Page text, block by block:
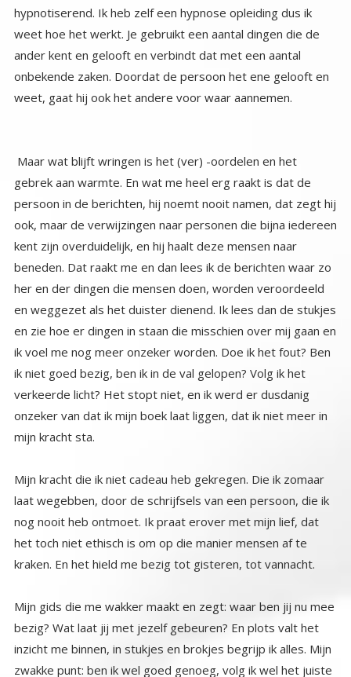
weet, gaat hij ook het andere voor waar aannemen.
Maar wat blijft wringen is het (ver) -oordelen en het
gebrek aan warmte. En wat me heel erg raakt is dat de
persoon in de berichten, hij noemt nooit namen, dat zegt hij
ook, maar de verwijzingen naar personen die bijna iedereen
kent zijn overduidelijk, en hij haalt deze mensen naar
beneden. Dat raakt me en dan lees ik de berichten waar zo
her en der dingen die mensen doen, worden veroordeeld
en weggezet als het duister dienend. Ik lees dan de stukjes
en zie hoe er dingen in staan die misschien over mij gaan en
ik voel me nog meer onzeker worden. Doe ik het fout? Ben
ik niet goed bezig, ben ik in de val gelopen? Volg ik het
verkeerde licht? Het stopt niet, en ik werd er dusdanig
onzeker van dat ik mijn boek laat liggen, dat ik niet meer in
mijn kracht sta.
Mijn kracht die ik niet cadeau heb gekregen. Die ik zomaar
laat wegebben, door de schrijfsels van een persoon, die ik
nog nooit heb ontmoet. Ik praat erover met mijn lief, dat
het toch niet ethisch is om op die manier mensen af te
kraken. En het hield me bezig tot gisteren, tot vannacht.
Mijn gids die me wakker maakt en zegt: waar ben jij nu mee
bezig? Wat laat jij met jezelf gebeuren? En plots valt het
inzicht me binnen, in stukjes en brokjes begrijp ik alles. Mijn
zwakke punt: ben ik wel goed genoeg, volg ik wel het juiste
pad, heb ik kennis genoeg? Heb ik wel de echte liefde, of
dien ik wel het echte licht? En dan iemand die zich voordoet
als degene met alle kennis, de waarheid, de wijsheid, het